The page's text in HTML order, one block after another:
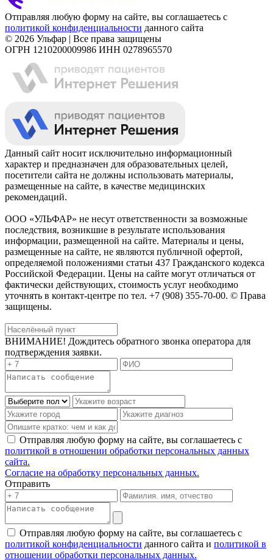
Отправляя любую форму на сайте, вы соглашаетесь с
политикой конфиденциальности данного сайта
© 2026 Ульфар | Все права защищены
ОГРН 1210200009986 ИНН 0278965570
Данный сайт носит исключительно информационный
характер и предназначен для образовательных целей,
посетители сайта не должны использовать материалы,
размещенные на сайте, в качестве медицинских
рекомендаций.
ООО «УЛЬФАР» не несут ответственности за возможные
последствия, возникшие в результате использования
информации, размещенной на сайте. Материалы и цены,
размещенные на сайте, не являются публичной офертой,
определяемой положениями статьи 437 Гражданского кодекса
Российской Федерации. Цены на сайте могут отличаться от
фактически действующих, стоимость услуг необходимо
уточнять в контакт-центре по тел. +7 (908) 355-70-00. © Права
защищены.
ВНИМАНИЕ! Дождитесь обратного звонка оператора для
подтверждения заявки.
Отправляя любую форму на сайте, вы соглашаетесь с
политикой в отношении обработки персональных данных
сайта.
Согласие на обработку персональных данных.
Отправить
Отправляя любую форму на сайте, вы соглашаетесь с
политикой конфиденциальности данного сайта и политикой в
отношении обработки персональных данных.